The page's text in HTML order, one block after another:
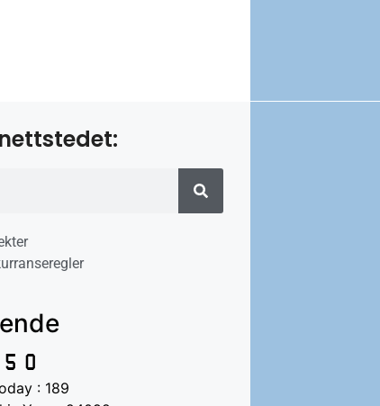
: 189